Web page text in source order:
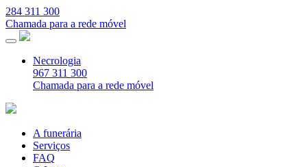
284 311 300
Chamada para a rede móvel
Necrologia
967 311 300
Chamada para a rede móvel
A funerária
Serviços
FAQ